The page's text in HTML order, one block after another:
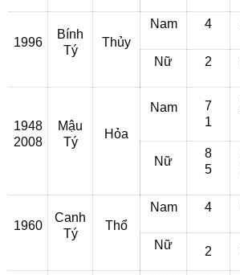
1996
Bính
Tý
Thủy
Nam 4
Nữ 2
1948
2008
Mậu
Tý
Hỏa
Nam
7
1
Nữ
8
5
1960
Canh
Tý
Thổ
Nam 4
Nữ 2